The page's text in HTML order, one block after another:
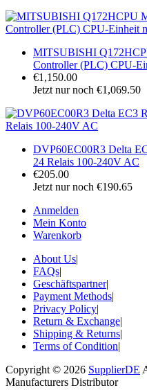
MITSUBISHI
Controller (PLC) CPU-
€1,150.00
Jetzt nur noch €1,069.50
DVP60EC00R3 Delta
24 Relais 100-240V AC
€205.00
Jetzt nur noch €190.65
Anmelden
Mein Konto
Warenkorb
About Us|
FAQs|
Geschäftspartner|
Payment Methods|
Privacy Policy|
Return & Exchange|
Shipping & Returns|
Terms of Condition|
Copyright © 2026 SupplierDE
Manufacturers Distributor